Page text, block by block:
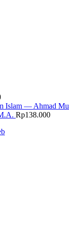
Islam — Ahmad
Rp138.000